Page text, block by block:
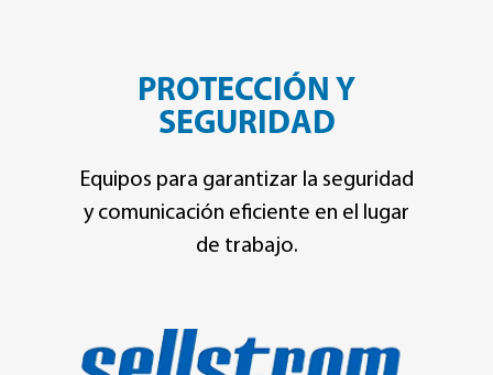
PROTECCIÓN Y
SEGURIDAD
Equipos para garantizar la seguridad
y comunicación eficiente en el lugar
de trabajo.